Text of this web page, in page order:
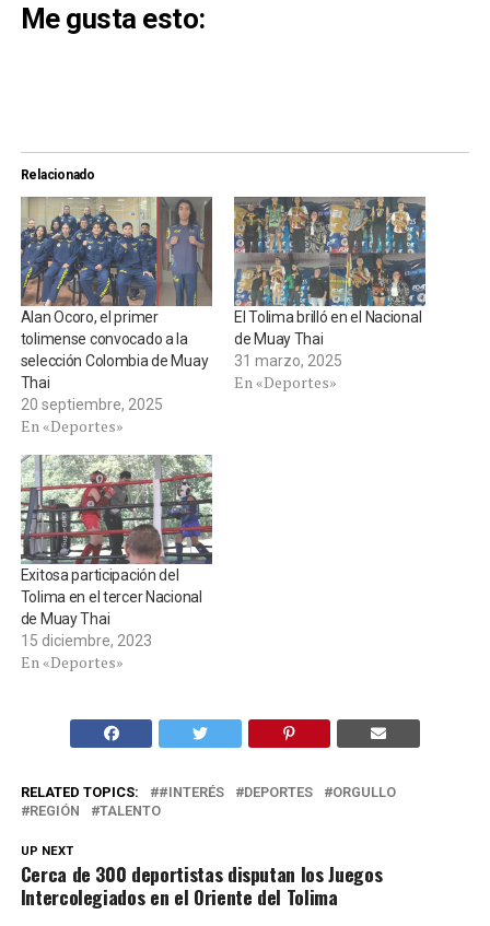
Me gusta esto:
Relacionado
Alan Ocoro, el primer
tolimense convocado a la
selección Colombia de Muay
Thai
20 septiembre, 2025
En «Deportes»
El Tolima brilló en el Nacional
de Muay Thai
31 marzo, 2025
En «Deportes»
Exitosa participación del
Tolima en el tercer Nacional
de Muay Thai
15 diciembre, 2023
En «Deportes»
RELATED TOPICS: #INTERÉS DEPORTES
ORGULLO
REGIÓN
TALENTO
UP NEXT
Cerca de 300 deportistas disputan los Juegos
Intercolegiados en el Oriente del Tolima